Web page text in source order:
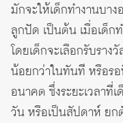
มักจะให้เด็กทำงานบา
ลูกปัด เป็นต้น เมื่อเด็ก
โดยเด็กจะเลือกรับรา
น้อยกว่าในทันที หรือร
อนาคต ซึ่งระยะเวลาที่
วัน หรือเป็นสัปดาห์ ยก